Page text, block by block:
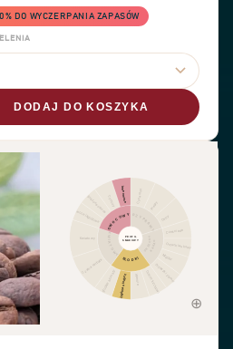
DO WYCZERPANIA ZAPASÓW
DODAJ DO KOSZYKA
Cynamon
Pieprz
Ostry
Czekolada
Orzech laskowy
Migdał
Orzeszki ziemne
Cukier trzcinowy
Wanilia
Ogólna słodycz
Słodkie aromaty
Czarna herbata
Kwiatowy
Owoce jagodowe
Suszone owoce Cytrusy Inne owoce
PRZYPRAWY
SŁODKI
KWIATOWY
OWOCOWY
PROFIL
SMAKOWY